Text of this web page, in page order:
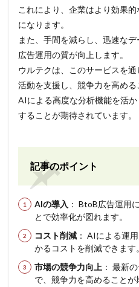
これにより、企業はより効果
になります。
また、手間を減らし、迅速なデ
広告運用の質が向上します。
ウルテクは、このサービスを
活動を支援し、競争力を高める
AIによる高度な分析機能を活
することが期待されています。
記事のポイント
AIの導入 ： BtoB広告運用
とで効率化が図れます。
コスト削減 ： AIによる運
かるコストを削減できます。
市場の競争力向上 ： 最新
で、競争力を高めることが